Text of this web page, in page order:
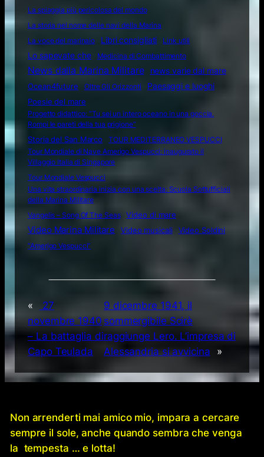
La spiaggia più pericolosa del mondo
La storia nel nome delle navi della Marina
La voce del marinaio
Libri consigliati Link utili
Lo sapevate che Medicina di Combattimento
News dalla Marina Militare
news varie dal mare
Ocean4future
Oltre Gli Orizzonti
Paesaggi e luoghi
Poesie del mare
Progetto didattico: “Tu sei un intero oceano in una goccia.
Rompi le pareti della tua prigione”
Storia del San Marco
TOUR MEDITERRANEO VESPUCCI
Tour Mondiale di Nave Amerigo Vespucci: inaugurato il
Villaggio Italia di Singapore
Tour Mondiale Vespucci
Una vita straordinaria inizia con una scelta: Scuola Sottufficiali
della Marina Militare
Vangelis – Song Of The Seas
Video di mare
Video Marina Militare Video musicali
Video Soldini
“Amerigo Vespucci”
«
27
novembre 1940
– La battaglia di
Capo Teulada
9 dicembre 1941, il
sommergibile Scirè
raggiunge Lero. L’impresa di
Alessandria si avvicina
»
Non arrenderti mai amico mio, impara a cercare
sempre il sole, anche quando sembra che venga
la tempesta … e lotta!